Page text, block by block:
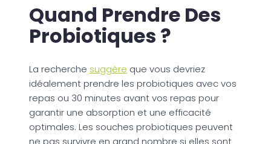
Quand Prendre Des
Probiotiques ?
La recherche suggère que vous devriez
idéalement prendre les probiotiques avec vos
repas ou 30 minutes avant vos repas pour
garantir une absorption et une efficacité
optimales. Les souches probiotiques peuvent